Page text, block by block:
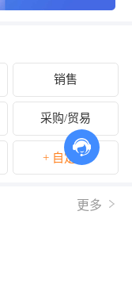
销售
采购/贸易
+ 自定义
更多